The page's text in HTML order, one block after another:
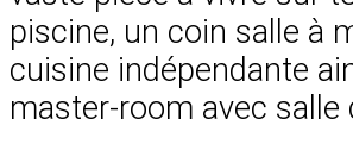
piscine, un coin salle à
cuisine indépendante
master-room avec salle